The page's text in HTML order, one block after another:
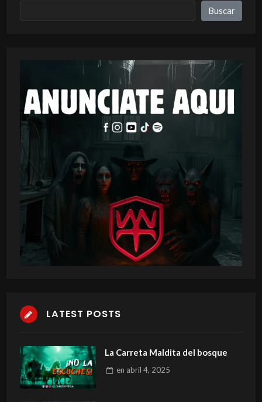
Buscar
LATEST POSTS
La Carreta Maldita del bosque
en abril 4, 2025